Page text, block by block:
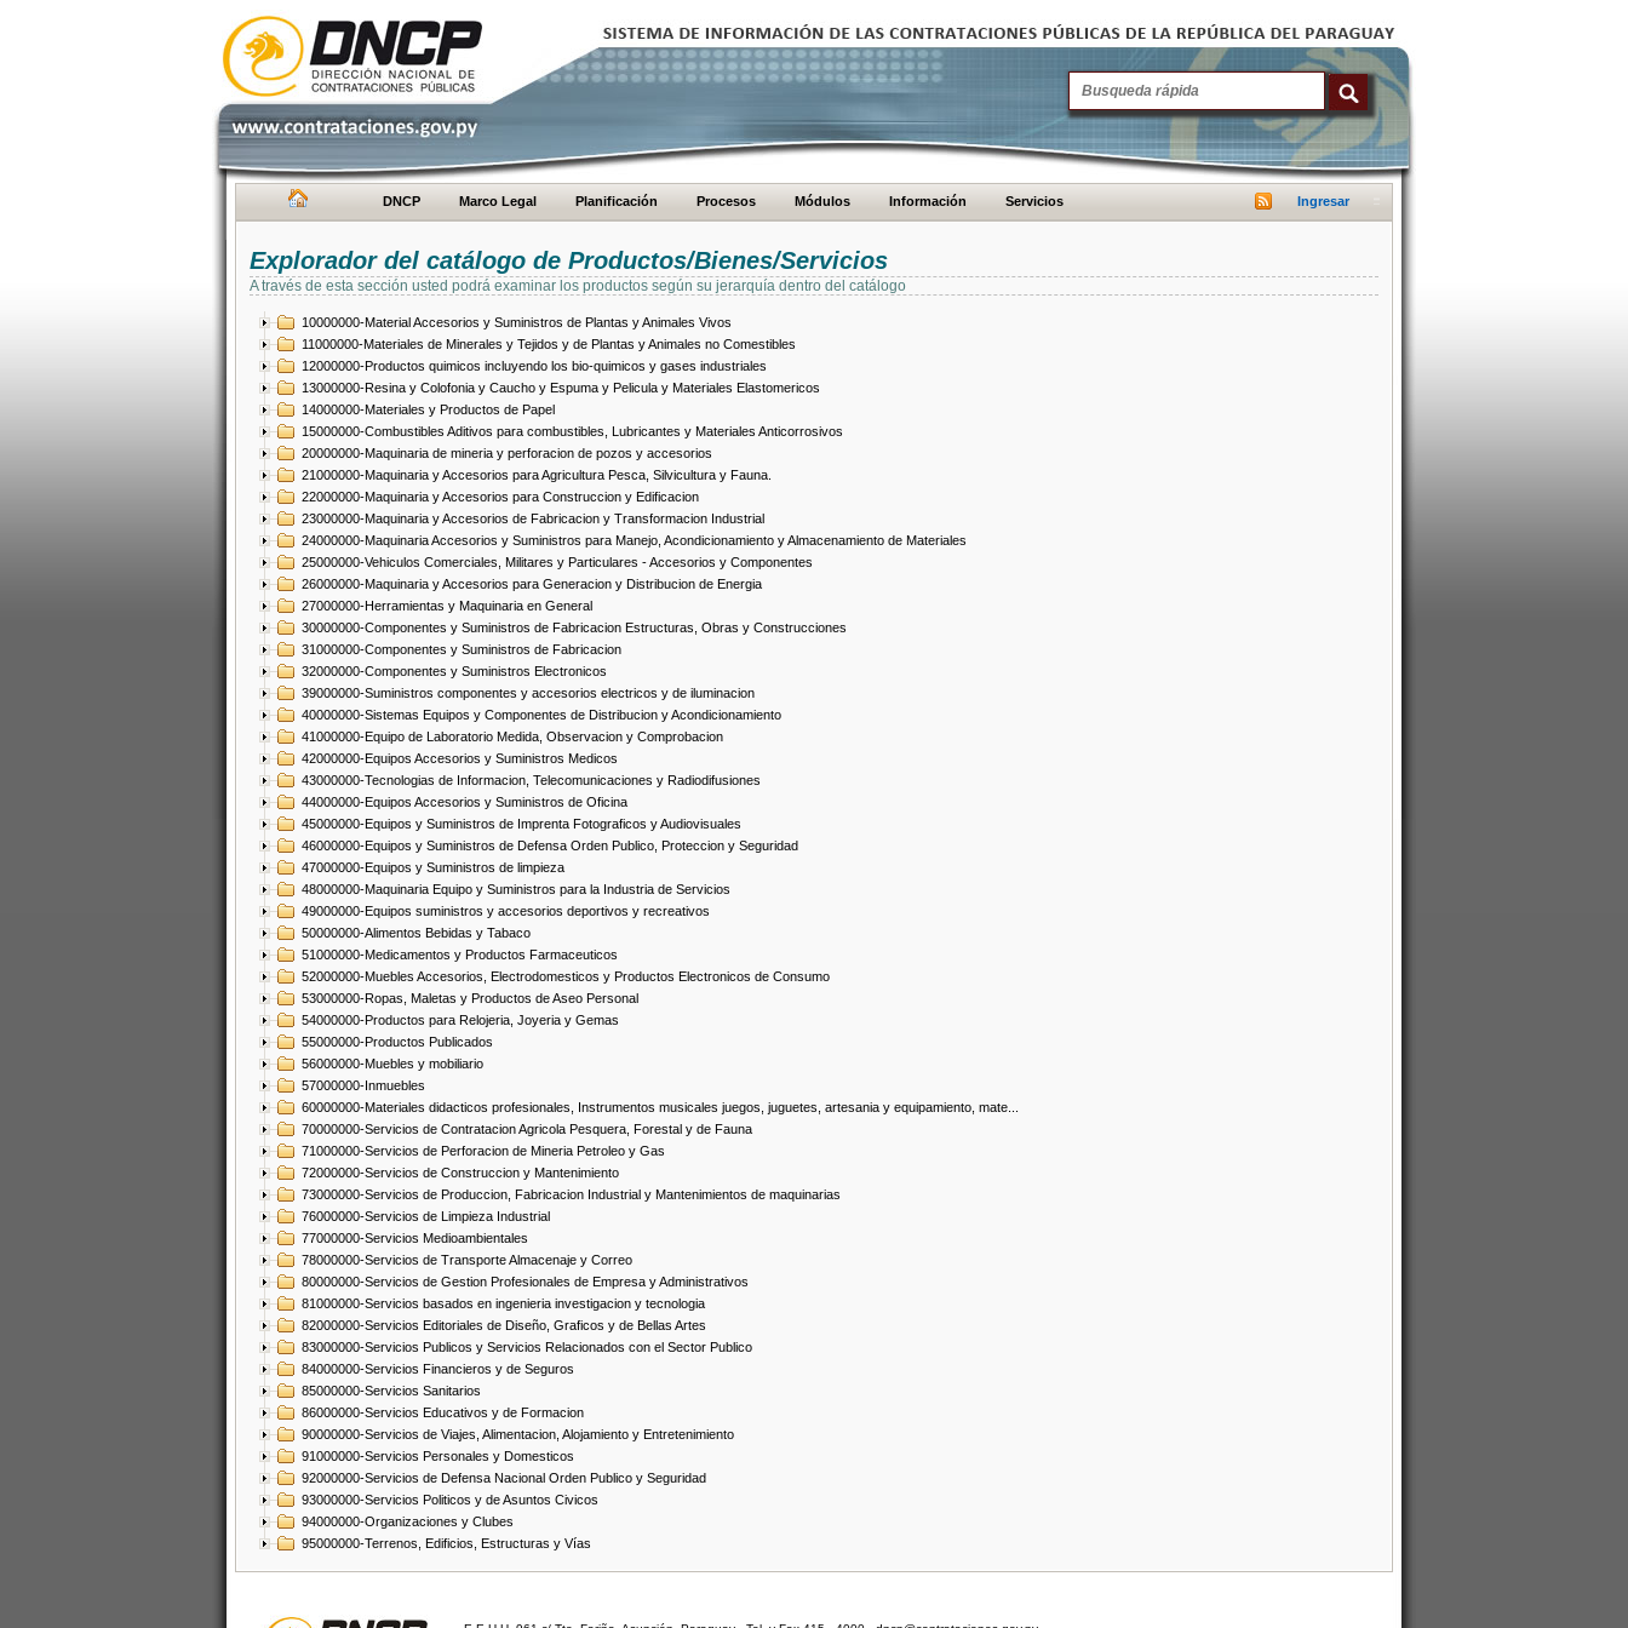
DNCP Marco Legal Planificación Procesos Módulos Información Servicios Ingresar
Explorador del catálogo de Productos/Bienes/Servicios
A través de esta sección usted podrá examinar los productos según su jerarquía dentro del catálogo
10000000-Material Accesorios y Suministros de Plantas y Animales Vivos
11000000-Materiales de Minerales y Tejidos y de Plantas y Animales no Comestibles
12000000-Productos quimicos incluyendo los bio-quimicos y gases industriales
13000000-Resina y Colofonia y Caucho y Espuma y Pelicula y Materiales Elastomericos
14000000-Materiales y Productos de Papel
15000000-Combustibles Aditivos para combustibles, Lubricantes y Materiales Anticorrosivos
20000000-Maquinaria de mineria y perforacion de pozos y accesorios
21000000-Maquinaria y Accesorios para Agricultura Pesca, Silvicultura y Fauna.
22000000-Maquinaria y Accesorios para Construccion y Edificacion
23000000-Maquinaria y Accesorios de Fabricacion y Transformacion Industrial
24000000-Maquinaria Accesorios y Suministros para Manejo, Acondicionamiento y Almacenamiento de Materiales
25000000-Vehiculos Comerciales, Militares y Particulares - Accesorios y Componentes
26000000-Maquinaria y Accesorios para Generacion y Distribucion de Energia
27000000-Herramientas y Maquinaria en General
30000000-Componentes y Suministros de Fabricacion Estructuras, Obras y Construcciones
31000000-Componentes y Suministros de Fabricacion
32000000-Componentes y Suministros Electronicos
39000000-Suministros componentes y accesorios electricos y de iluminacion
40000000-Sistemas Equipos y Componentes de Distribucion y Acondicionamiento
41000000-Equipo de Laboratorio Medida, Observacion y Comprobacion
42000000-Equipos Accesorios y Suministros Medicos
43000000-Tecnologias de Informacion, Telecomunicaciones y Radiodifusiones
44000000-Equipos Accesorios y Suministros de Oficina
45000000-Equipos y Suministros de Imprenta Fotograficos y Audiovisuales
46000000-Equipos y Suministros de Defensa Orden Publico, Proteccion y Seguridad
47000000-Equipos y Suministros de limpieza
48000000-Maquinaria Equipo y Suministros para la Industria de Servicios
49000000-Equipos suministros y accesorios deportivos y recreativos
50000000-Alimentos Bebidas y Tabaco
51000000-Medicamentos y Productos Farmaceuticos
52000000-Muebles Accesorios, Electrodomesticos y Productos Electronicos de Consumo
53000000-Ropas, Maletas y Productos de Aseo Personal
54000000-Productos para Relojeria, Joyeria y Gemas
55000000-Productos Publicados
56000000-Muebles y mobiliario
57000000-Inmuebles
60000000-Materiales didacticos profesionales, Instrumentos musicales juegos, juguetes, artesania y equipamiento, mate...
70000000-Servicios de Contratacion Agricola Pesquera, Forestal y de Fauna
71000000-Servicios de Perforacion de Mineria Petroleo y Gas
72000000-Servicios de Construccion y Mantenimiento
73000000-Servicios de Produccion, Fabricacion Industrial y Mantenimientos de maquinarias
76000000-Servicios de Limpieza Industrial
77000000-Servicios Medioambientales
78000000-Servicios de Transporte Almacenaje y Correo
80000000-Servicios de Gestion Profesionales de Empresa y Administrativos
81000000-Servicios basados en ingenieria investigacion y tecnologia
82000000-Servicios Editoriales de Diseño, Graficos y de Bellas Artes
83000000-Servicios Publicos y Servicios Relacionados con el Sector Publico
84000000-Servicios Financieros y de Seguros
85000000-Servicios Sanitarios
86000000-Servicios Educativos y de Formacion
90000000-Servicios de Viajes, Alimentacion, Alojamiento y Entretenimiento
91000000-Servicios Personales y Domesticos
92000000-Servicios de Defensa Nacional Orden Publico y Seguridad
93000000-Servicios Politicos y de Asuntos Civicos
94000000-Organizaciones y Clubes
95000000-Terrenos, Edificios, Estructuras y Vías